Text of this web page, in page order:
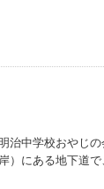
治中学校おやじの
）にある地下道